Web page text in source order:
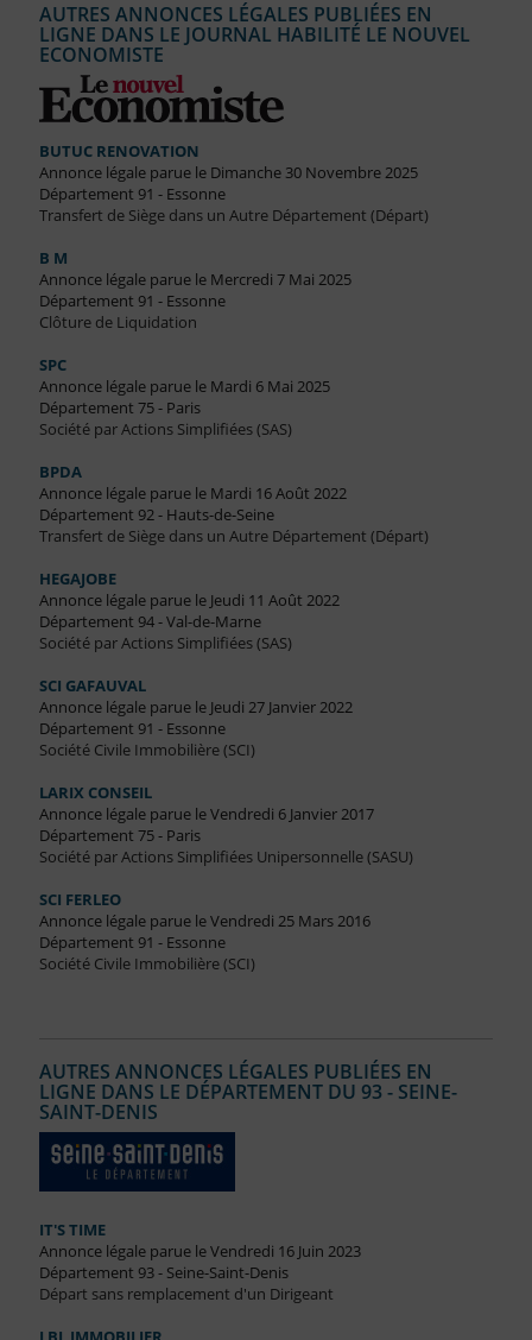
AUTRES ANNONCES LÉGALES PUBLIÉES EN
LIGNE DANS LE JOURNAL HABILITÉ LE NOUVEL
ECONOMISTE
BUTUC RENOVATION
Annonce légale parue le Dimanche 30 Novembre 2025
Département 91 - Essonne
Transfert de Siège dans un Autre Département (Départ)
B M
Annonce légale parue le Mercredi 7 Mai 2025
Département 91 - Essonne
Clôture de Liquidation
SPC
Annonce légale parue le Mardi 6 Mai 2025
Département 75 - Paris
Société par Actions Simplifiées (SAS)
BPDA
Annonce légale parue le Mardi 16 Août 2022
Département 92 - Hauts-de-Seine
Transfert de Siège dans un Autre Département (Départ)
HEGAJOBE
Annonce légale parue le Jeudi 11 Août 2022
Département 94 - Val-de-Marne
Société par Actions Simplifiées (SAS)
SCI GAFAUVAL
Annonce légale parue le Jeudi 27 Janvier 2022
Département 91 - Essonne
Société Civile Immobilière (SCI)
LARIX CONSEIL
Annonce légale parue le Vendredi 6 Janvier 2017
Département 75 - Paris
Société par Actions Simplifiées Unipersonnelle (SASU)
SCI FERLEO
Annonce légale parue le Vendredi 25 Mars 2016
Département 91 - Essonne
Société Civile Immobilière (SCI)
AUTRES ANNONCES LÉGALES PUBLIÉES EN
LIGNE DANS LE DÉPARTEMENT DU 93 - SEINE-
SAINT-DENIS
IT'S TIME
Annonce légale parue le Vendredi 16 Juin 2023
Département 93 - Seine-Saint-Denis
Départ sans remplacement d'un Dirigeant